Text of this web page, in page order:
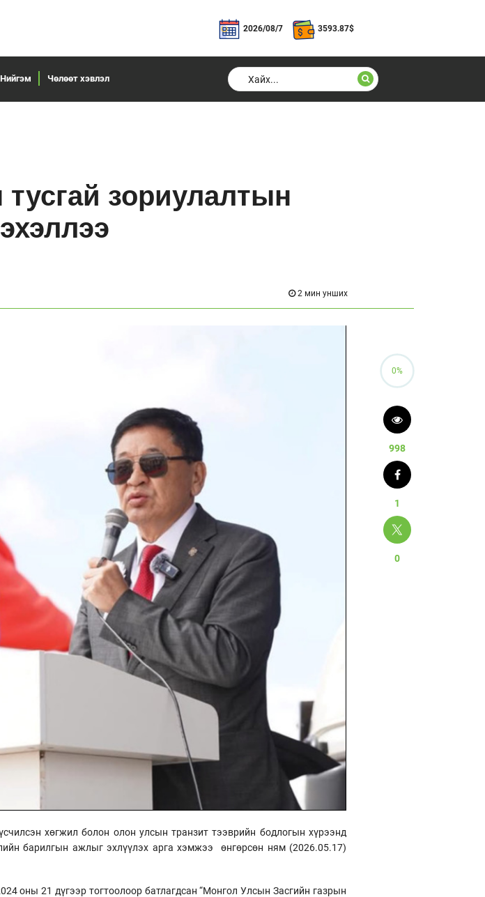
2026/08/7 3593.87$
Нийгэм Чөлөөт хэвлэл
зориулалтын
2 мин унших
хөгжил болон олон улсын транзит тээврийн бодлогын хүрээнд
барилгын ажлыг эхлүүлэх арга хэмжээ өнгөрсөн ням (2026.05.17)
оны 21 дүгээр тогтоолоор батлагдсан “Монгол Улсын Засгийн газрын
0%
998
1
0